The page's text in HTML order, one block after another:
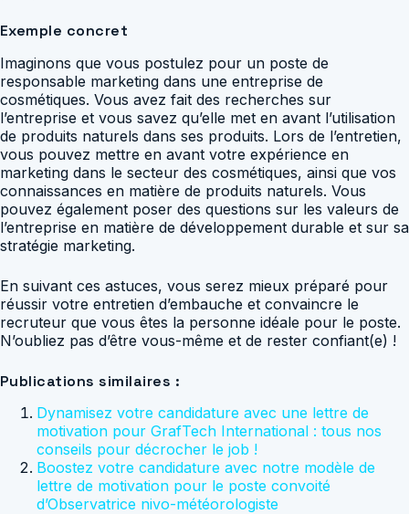
Exemple concret
Imaginons que vous postulez pour un poste de
responsable marketing dans une entreprise de
cosmétiques. Vous avez fait des recherches sur
l’entreprise et vous savez qu’elle met en avant l’utilisation
de produits naturels dans ses produits. Lors de l’entretien,
vous pouvez mettre en avant votre expérience en
marketing dans le secteur des cosmétiques, ainsi que vos
connaissances en matière de produits naturels. Vous
pouvez également poser des questions sur les valeurs de
l’entreprise en matière de développement durable et sur sa
stratégie marketing.
En suivant ces astuces, vous serez mieux préparé pour
réussir votre entretien d’embauche et convaincre le
recruteur que vous êtes la personne idéale pour le poste.
N’oubliez pas d’être vous-même et de rester confiant(e) !
Publications similaires :
Dynamisez votre candidature avec une lettre de
motivation pour GrafTech International : tous nos
conseils pour décrocher le job !
Boostez votre candidature avec notre modèle de
lettre de motivation pour le poste convoité
d’Observatrice nivo-météorologiste